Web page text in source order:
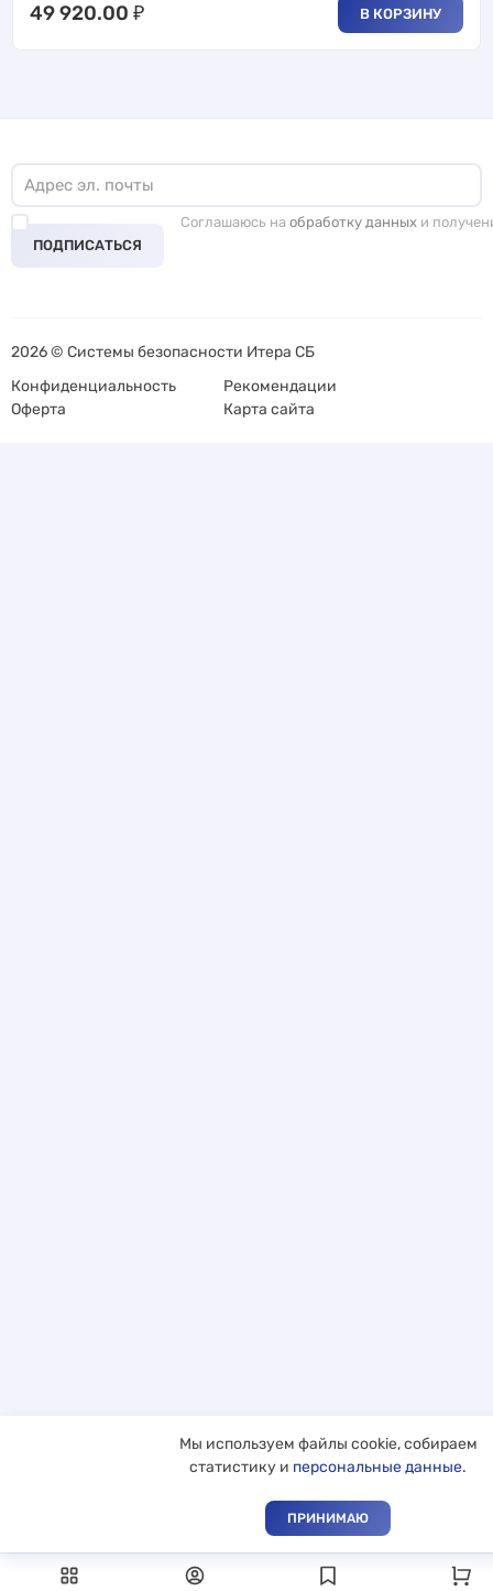
49 920.00 ₽ В КОРЗИНУ
ПОДПИСАТЬСЯ
Соглашаюсь на обработку данных и
2026 © Системы безопасности Итера СБ
Конфиденциальность
Рекомендации
Оферта
Карта сайта
Мы используем файлы cookie, собираем
статистику и персональные данные.
ПРИНИМАЮ